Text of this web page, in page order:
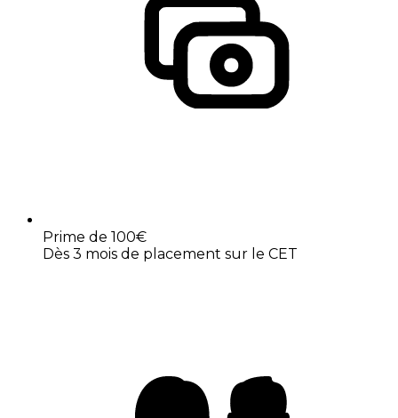
Prime de 100€
Dès 3 mois de placement sur le CET